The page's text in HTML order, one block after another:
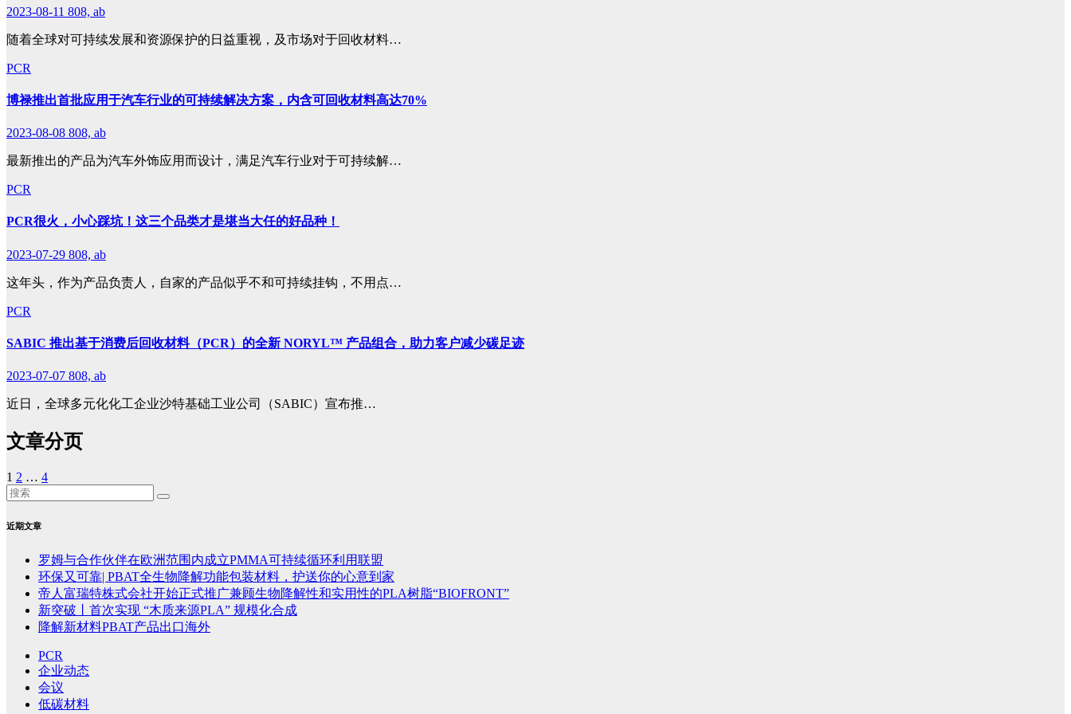
2023-08-11 808, ab
随着全球对可持续发展和资源保护的日益重视，及市场对于回收材料…
PCR
博禄推出首批应用于汽车行业的可持续解决方案，内含可回收材料高达70%
2023-08-08 808, ab
最新推出的产品为汽车外饰应用而设计，满足汽车行业对于可持续解…
PCR
PCR很火，小心踩坑！这三个品类才是堪当大任的好品种！
2023-07-29 808, ab
这年头，作为产品负责人，自家的产品似乎不和可持续挂钩，不用点…
PCR
SABIC 推出基于消费后回收材料（PCR）的全新 NORYL™ 产品组合，助力客户减少碳足迹
2023-07-07 808, ab
近日，全球多元化化工企业沙特基础工业公司（SABIC）宣布推…
文章分页
1 2 … 4
近期文章
罗姆与合作伙伴在欧洲范围内成立PMMA可持续循环利用联盟
环保又可靠| PBAT全生物降解功能包装材料，护送你的心意到家
帝人富瑞特株式会社开始正式推广兼顾生物降解性和实用性的PLA树脂“BIOFRONT”
新突破丨首次实现 “木质来源PLA” 规模化合成
降解新材料PBAT产品出口海外
PCR
企业动态
会议
低碳材料